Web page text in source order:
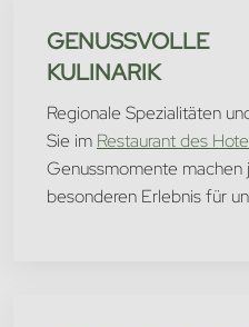
GENUSSVOLLE
KULINARIK
Regionale Spezialitäten
Sie im Restaurant des
Genussmomente
besonderen Erlebnis für